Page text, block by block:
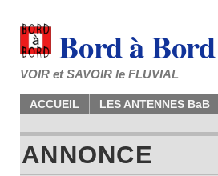
Bord à
VOIR et SAVOIR le FLUVIAL
ACCUEIL LES ANTENNES BaB
ANNONCE